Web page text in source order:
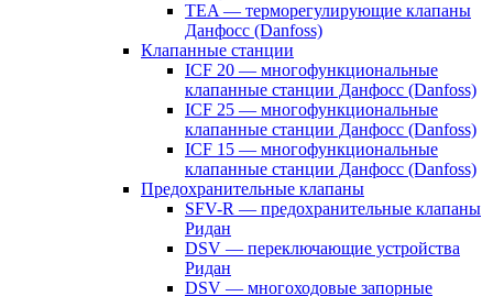
TEA — терморегулирующие клапаны
Данфосс (Danfoss)
Клапанные станции
ICF 20 — многофункциональные
клапанные станции Данфосс (Danfoss)
ICF 25 — многофункциональные
клапанные станции Данфосс (Danfoss)
ICF 15 — многофункциональные
клапанные станции Данфосс (Danfoss)
Предохранительные клапаны
SFV-R — предохранительные клапаны
Ридан
DSV — переключающие устройства
Ридан
DSV — многоходовые запорные